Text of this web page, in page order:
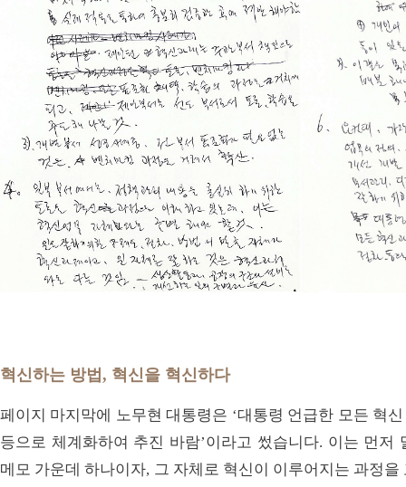
혁신하는 방법, 혁신을 혁신하다
페이지 마지막에 노무현 대통령은 ‘대통령 언급한 모든 혁
등으로 체계화하여 추진 바람’이라고 썼습니다. 이는 먼저
메모 가운데 하나이자, 그 자체로 혁신이 이루어지는 과정